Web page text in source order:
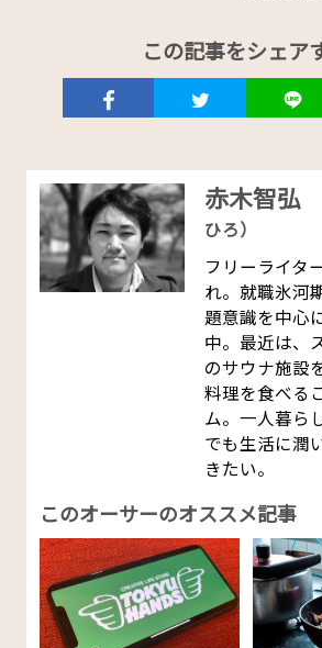
この記事をシェア
赤木智弘
ひろ）
フリーライタ
れ。就職氷河
題意識を中心
中。最近は、
のサウナ施設
料理を食べる
ム。一人暮ら
でも生活に潤
きたい。
このオーサーのオススメ記事